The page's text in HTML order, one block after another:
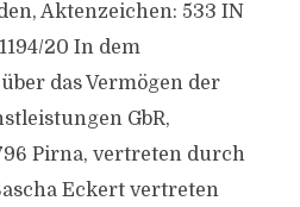
Aktenzeichen: 533 IN
20 In dem
das Vermögen der
GbR,
Pirna, vertreten durch
Eckert vertreten